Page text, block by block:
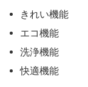
きれい機能
エコ機能
洗浄機能
快適機能